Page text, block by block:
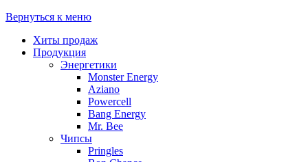
Вернуться к меню
Хиты продаж
Продукция
Энергетики
Monster Energy
Aziano
Powercell
Bang Energy
Mr. Bee
Чипсы
Pringles